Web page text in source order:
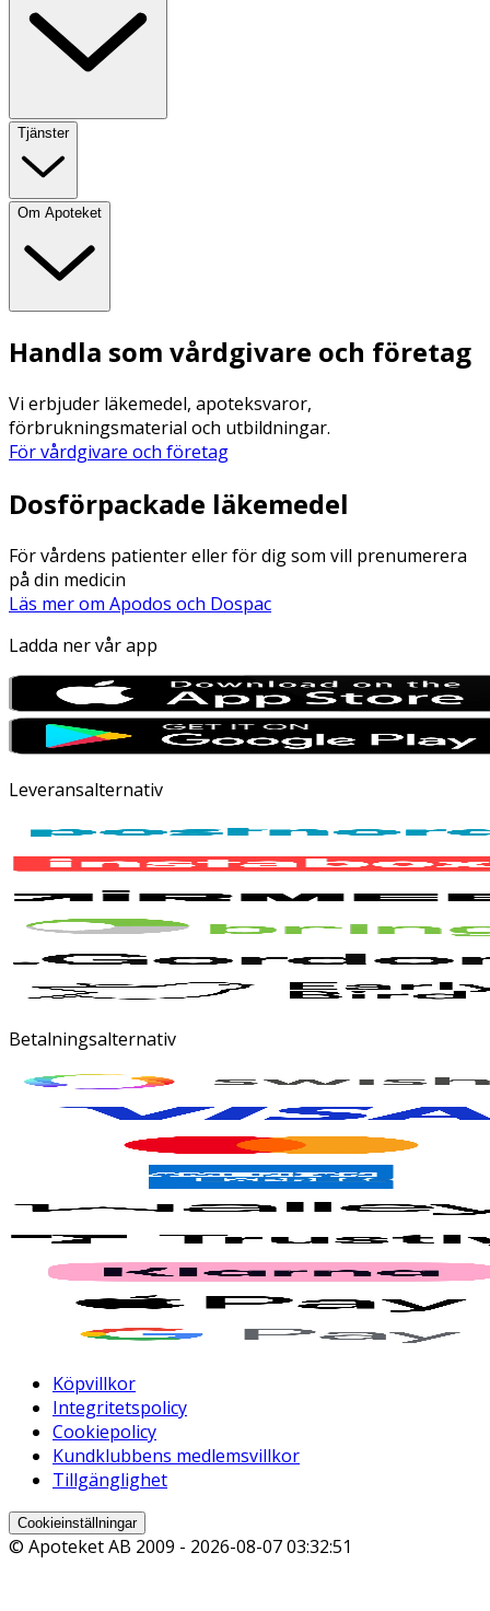
Tjänster
Om Apoteket
Handla som vårdgivare och företag
Vi erbjuder läkemedel, apoteksvaror,
förbrukningsmaterial och utbildningar.
För vårdgivare och företag
Dosförpackade läkemedel
För vårdens patienter eller för dig som vill prenumerera
på din medicin
Läs mer om Apodos och Dospac
Ladda ner vår app
Leveransalternativ
Betalningsalternativ
Köpvillkor
Integritetspolicy
Cookiepolicy
Kundklubbens medlemsvillkor
Tillgänglighet
Cookieinställningar
© Apoteket AB 2009 - 2026-08-07 03:32:51